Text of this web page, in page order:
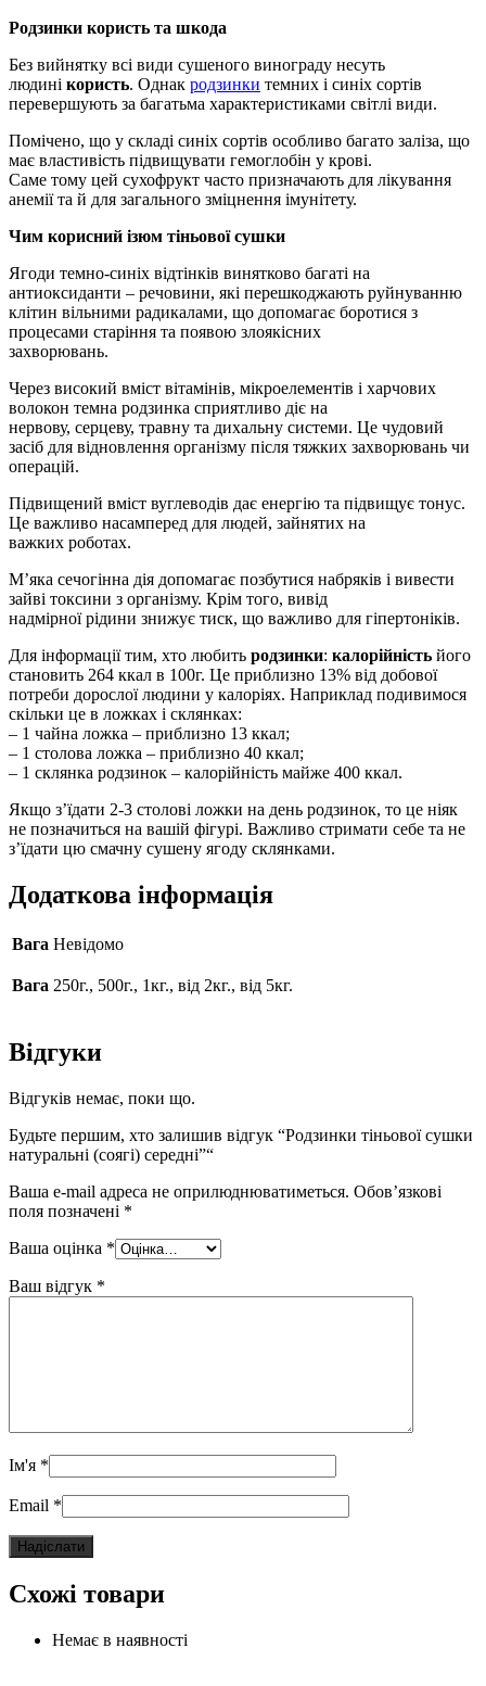
Родзинки користь та шкода
Без вийнятку всі види сушеного винограду несуть
людині користь. Однак родзинки темних і синіх сортів
перевершують за багатьма характеристиками світлі види.
Помічено, що у складі синіх сортів особливо багато заліза, що
має властивість підвищувати гемоглобін у крові.
Саме тому цей сухофрукт часто призначають для лікування
анемії та й для загального зміцнення імунітету.
Чим корисний ізюм тіньової сушки
Ягоди темно-синіх відтінків винятково багаті на
антиоксиданти – речовини, які перешкоджають руйнуванню
клітин вільними радикалами, що допомагає боротися з
процесами старіння та появою злоякісних
захворювань.
Через високий вміст вітамінів, мікроелементів і харчових
волокон темна родзинка сприятливо діє на
нервову, серцеву, травну та дихальну системи. Це чудовий
засіб для відновлення організму після тяжких захворювань чи
операцій.
Підвищений вміст вуглеводів дає енергію та підвищує тонус.
Це важливо насамперед для людей, зайнятих на
важких роботах.
М’яка сечогінна дія допомагає позбутися набряків і вивести
зайві токсини з організму. Крім того, вивід
надмірної рідини знижує тиск, що важливо для гіпертоніків.
Для інформації тим, хто любить родзинки: калорійність його
становить 264 ккал в 100г. Це приблизно 13% від добової
потреби дорослої людини у калоріях. Наприклад подивимося
скільки це в ложках і склянках:
– 1 чайна ложка – приблизно 13 ккал;
– 1 столова ложка – приблизно 40 ккал;
– 1 склянка родзинок – калорійність майже 400 ккал.
Якщо з’їдати 2-3 столові ложки на день родзинок, то це ніяк
не позначиться на вашій фігурі. Важливо стримати себе та не
з’їдати цю смачну сушену ягоду склянками.
Додаткова інформація
Вага Невідомо
Вага 250г., 500г., 1кг., від 2кг., від 5кг.
Відгуки
Відгуків немає, поки що.
Будьте першим, хто залишив відгук “Родзинки тіньової сушки
натуральні (соягі) середні”“
Ваша e-mail адреса не оприлюднюватиметься. Обов’язкові
поля позначені *
Ваша оцінка *
Ваш відгук *
Ім'я *
Email *
Схожі товари
Немає в наявності